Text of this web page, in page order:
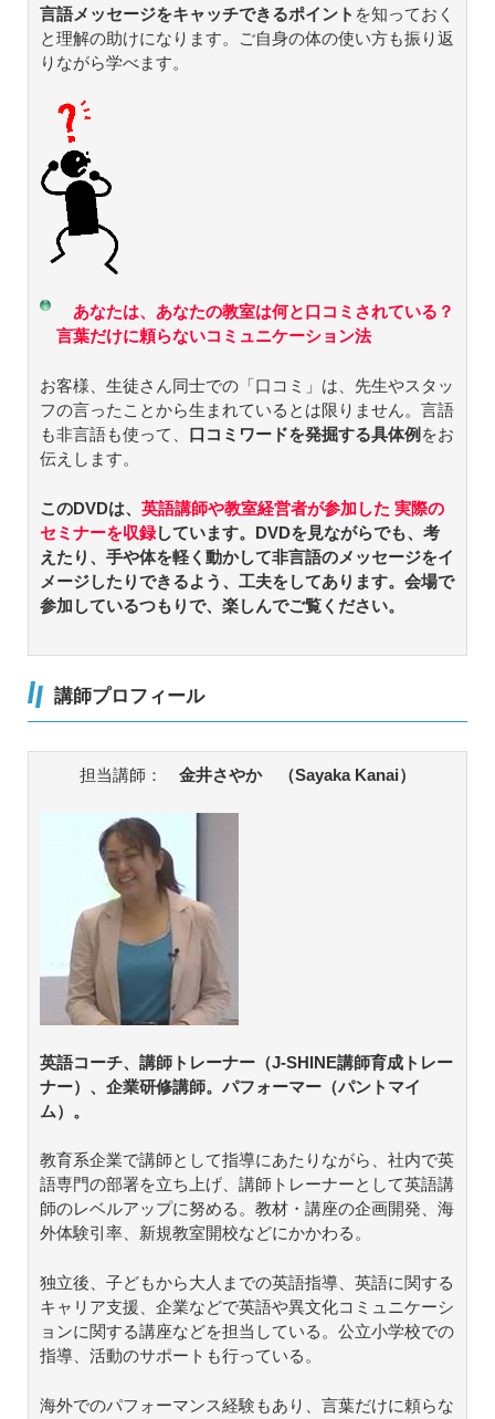
言語メッセージをキャッチできるポイント を知っておく
と理解の助けになります。ご自身の体の使い方も振り返
りながら学べます。
あなたは、あなたの教室は何と口コミされている？
言葉だけに頼らないコミュニケーション法
お客様、生徒さん同士での「口コミ」は、先生やスタッ
フの言ったことから生まれているとは限りません。言語
も非言語も使って、 口コミワードを発掘する具体例 をお
伝えします。
このDVDは、英語講師や教室経営者が参加した 実際の
セミナーを収録しています。DVDを見ながらでも、考
えたり、手や体を軽く動かして非言語のメッセージをイ
メージしたりできるよう、工夫をしてあります。会場で
参加しているつもりで、楽しんでご覧ください。
講師プロフィール
担当講師： 金井さやか （Sayaka Kanai）
英語コーチ、講師トレーナー（J-SHINE講師育成トレー
ナー）、企業研修講師。パフォーマー（パントマイ
ム）。
教育系企業で講師として指導にあたりながら、社内で英
語専門の部署を立ち上げ、講師トレーナーとして英語講
師のレベルアップに努める。教材・講座の企画開発、海
外体験引率、新規教室開校などにかかわる。
独立後、子どもから大人までの英語指導、英語に関する
キャリア支援、企業などで英語や異文化コミュニケーシ
ョンに関する講座などを担当している。公立小学校での
指導、活動のサポートも行っている。
海外でのパフォーマンス経験もあり、言葉だけに頼らな